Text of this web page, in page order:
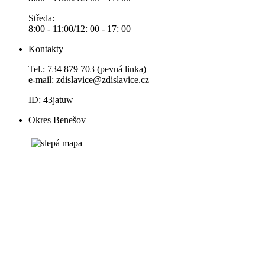
Středa:
8:00 - 11:00/12: 00 - 17: 00
Kontakty
Tel.: 734 879 703 (pevná linka)
e-mail: zdislavice@zdislavice.cz
ID: 43jatuw
Okres Benešov